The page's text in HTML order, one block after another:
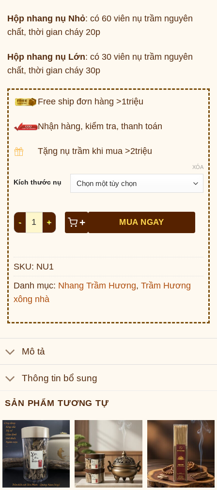
Hộp nhang nụ Nhỏ: có 60 viên nụ trầm nguyên
chất, thời gian cháy 20p
Hộp nhang nụ Lớn: có 30 viên nụ trầm nguyên
chất, thời gian cháy 30p
Free ship đơn hàng >1triệu
Nhận hàng, kiểm tra, thanh toán
Tặng nụ trầm khi mua >2triệu
Kích thước nụ
XÓA
Nhang nụ Trầm cao cấp loại 1 (nắp bạc) Trầm Hương
+ MUA NGAY
SKU: NU1
Danh mục: Nhang Trầm Hương, Trầm Hương
xông nhà
Mô tả
Thông tin bổ sung
SẢN PHẨM TƯƠNG TỰ